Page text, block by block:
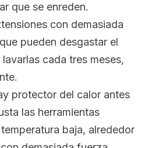
que se enreden.
con demasiada
pueden desgastar el
cada tres meses,
protector del calor antes
las herramientas
baja, alrededor